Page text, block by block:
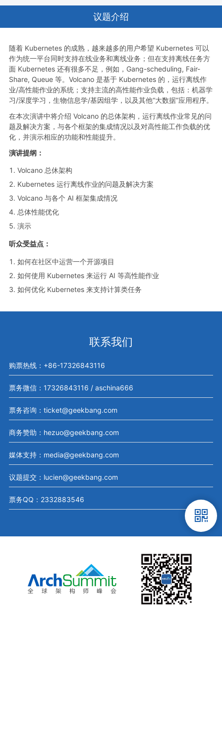
议题介绍
随着 Kubernetes 的成熟，越来越多的用户希望 Kubernetes 可以
作为统一平台同时支持在线业务和离线业务；但在支持离线任务方
面 Kubernetes 还有很多不足，例如，Gang-scheduling, Fair-
Share, Queue 等。Volcano 是基于 Kubernetes 的，运行离线作
业/高性能作业的系统；支持主流的高性能作业负载，包括：机器学
习/深度学习，生物信息学/基因组学，以及其他“大数据”应用程序。
在本次演讲中将介绍 Volcano 的总体架构，运行离线作业常见的问
题及解决方案，与各个框架的集成情况以及对高性能工作负载的优
化，并演示相应的功能和性能提升。
演讲提纲：
Volcano 总休架构
Kubernetes 运行离线作业的问题及解决方案
Volcano 与各个 AI 框架集成情况
总体性能优化
演示
听众受益点：
如何在社区中运营一个开源项目
如何使用 Kubernetes 来运行 AI 等高性能作业
如何优化 Kubernetes 来支持计算类任务
联系我们
购票热线：+86-17326843116
票务微信：17326843116 / aschina666
票务咨询：ticket@geekbang.com
商务赞助：hezuo@geekbang.com
媒体支持：media@geekbang.com
议题提交：lucien@geekbang.com
票务QQ：2332883546